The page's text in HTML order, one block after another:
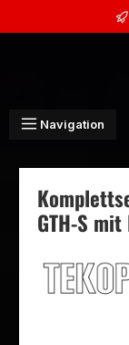
Zum Hauptinhalt
Navigation
GTH-S